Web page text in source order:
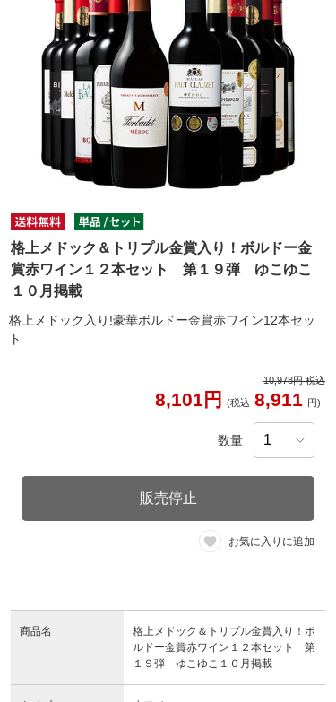
格上メドック＆トリプル金賞入り！ボルドー金
賞赤ワイン１２本セット 第１９弾 ゆこゆこ
１０月掲載
格上メドック入り!豪華ボルドー金賞赤ワイン12本セッ
ト
10,978円 税込
8,101円 (税込 8,911 円)
数量
販売停止
お気に入りに追加
商品名
格上メドック＆トリプル金賞入り！ボ
ルドー金賞赤ワイン１２本セット 第
１９弾 ゆこゆこ１０月掲載